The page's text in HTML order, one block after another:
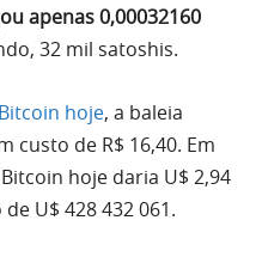
apenas 0,00032160
32 mil satoshis.
hoje, a baleia
custo de R$ 16,40. Em
hoje daria U$ 2,94
U$ 428 432 061.